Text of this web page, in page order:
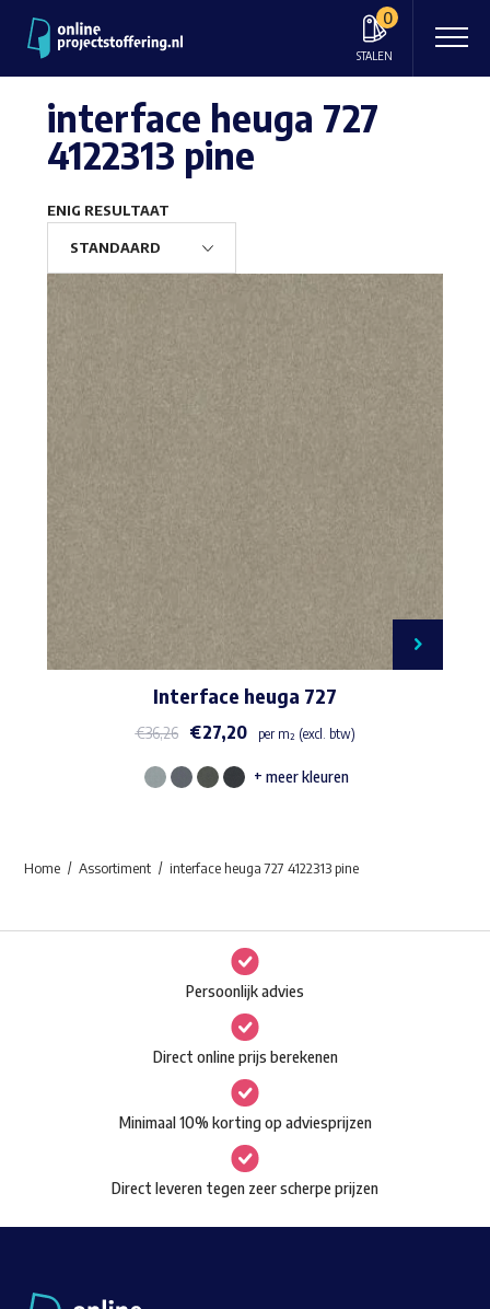
0
STALEN
Waar ben je naar op zoek?
interface heuga 727
4122313 pine
ENIG RESULTAAT
Interface heuga 727
€36,26 €27,20 per m² (excl. btw)
Dit
meerdere
Deze
optie
kan
gekozen
worden
op
de
productpagina
+ meer kleuren
Home Assortiment interface heuga 727 4122313 pine
Persoonlijk advies
Direct online prijs berekenen
Minimaal 10% korting op adviesprijzen
Direct leveren tegen zeer scherpe prijzen